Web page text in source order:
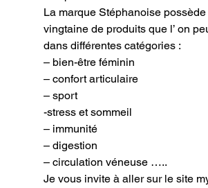
La marque Stéphanoise possède
vingtaine de produits que l’ on
dans différentes catégories :
– bien-être féminin
– confort articulaire
– sport
-stress et sommeil
– immunité
– digestion
– circulation véneuse …..
Je vous invite à aller sur le site